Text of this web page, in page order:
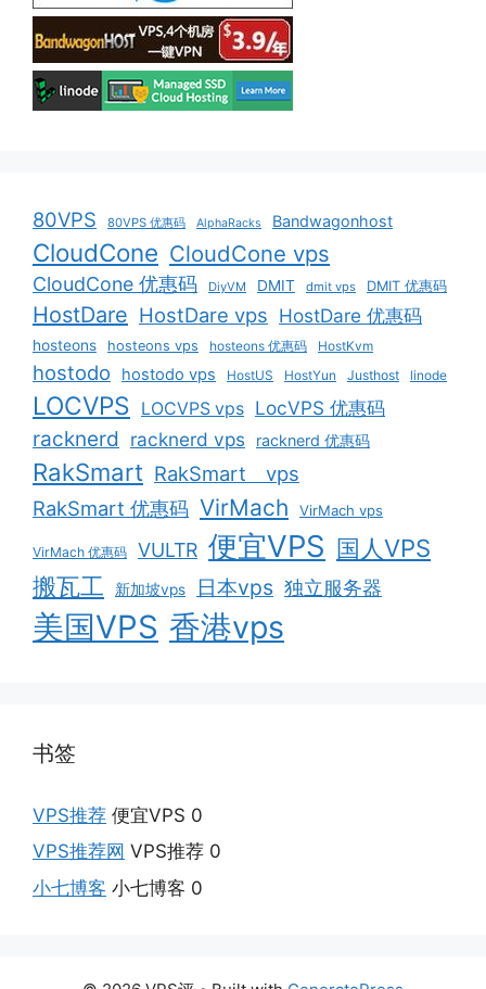
80VPS 80VPS 优惠码 AlphaRacks Bandwagonhost
CloudCone CloudCone vps
CloudCone 优惠码 DiyVM DMIT dmit vps DMIT 优惠码
HostDare HostDare vps HostDare 优惠码
hosteons hosteons vps hosteons 优惠码 HostKvm
hostodo hostodo vps HostUS HostYun Justhost linode
LOCVPS LOCVPS vps LocVPS 优惠码
racknerd racknerd vps racknerd 优惠码
RakSmart RakSmart vps
RakSmart 优惠码 VirMach VirMach vps
VirMach 优惠码 VULTR 便宜VPS 国人VPS
搬瓦工
新加坡vps 日本vps 独立服务器
美国VPS 香港vps
书签
VPS推荐 便宜VPS 0
VPS推荐网 VPS推荐 0
小七博客 小七博客 0